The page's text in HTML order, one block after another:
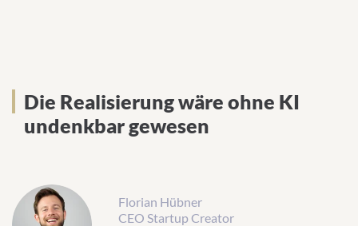
Die Realisierung wäre ohne KI
undenkbar gewesen
Florian Hübner
CEO Startup Creator